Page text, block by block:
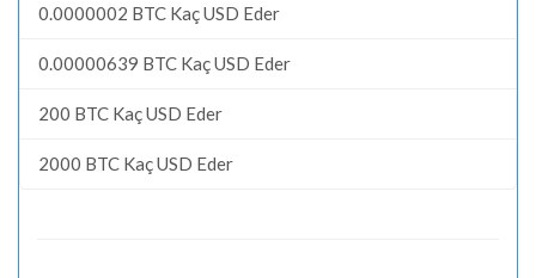
0.0000002 BTC Kaç USD Eder
0.00000639 BTC Kaç USD Eder
200 BTC Kaç USD Eder
2000 BTC Kaç USD Eder